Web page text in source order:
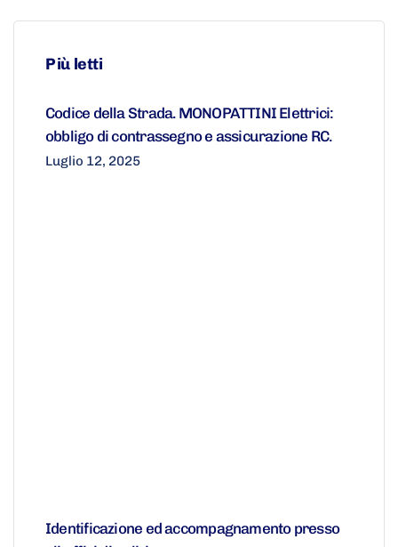
Più letti
Codice della Strada. MONOPATTINI Elettrici:
obbligo di contrassegno e assicurazione RC.
Luglio 12, 2025
Identificazione ed accompagnamento presso